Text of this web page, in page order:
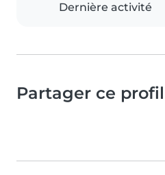
Dernière activité
Partager ce profil